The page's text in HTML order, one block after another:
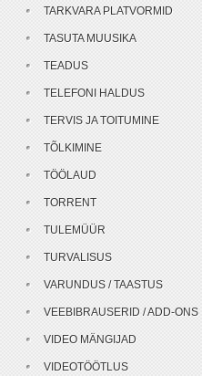
TARKVARA PLATVORMID
TASUTA MUUSIKA
TEADUS
TELEFONI HALDUS
TERVIS JA TOITUMINE
TÕLKIMINE
TÖÖLAUD
TORRENT
TULEMÜÜR
TURVALISUS
VARUNDUS / TAASTUS
VEEBIBRAUSERID / ADD-ONS
VIDEO MÄNGIJAD
VIDEOTÖÖTLUS